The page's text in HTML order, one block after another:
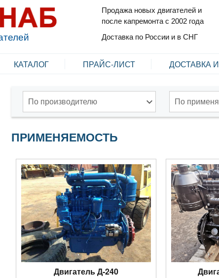
Продажа новых двигателей и
после капремонта с 2002 года
Доставка по России и в СНГ
КАТАЛОГ ПРАЙС-ЛИСТ ДОСТАВКА
По производителю По
ПРИМЕНЯЕМОСТЬ
Двигатель Д-240